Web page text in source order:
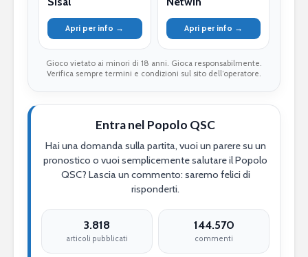
Apri per info → Apri per info →
Gioco vietato ai minori di 18 anni. Gioca responsabilmente.
Verifica sempre termini e condizioni sul sito dell’operatore.
Entra nel Popolo QSC
Hai una domanda sulla partita, vuoi un parere su un
pronostico o vuoi semplicemente salutare il Popolo
QSC? Lascia un commento: saremo felici di
risponderti.
3.818
articoli pubblicati
144.570
commenti